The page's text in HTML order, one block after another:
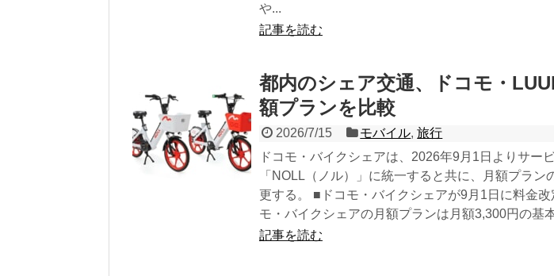
や...
記事を読む
都内のシェア交通、ドコモ・
額プランを比較
2026/7/15 モバイル,旅行
ドコモ・バイクシェアは、2026年9月1日よりサー
「NOLL（ノル）」に統一すると共に、月額プラン
更する。 ■ドコモ・バイクシェアが9月1日に料金改
モ・バイクシェアの月額プランは月額3,300円の基
記事を読む